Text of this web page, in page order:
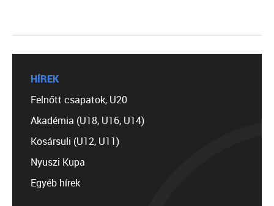
HÍREK
Felnőtt csapatok, U20
Akadémia (U18, U16, U14)
Kosársuli (U12, U11)
Nyuszi Kupa
Egyéb hírek